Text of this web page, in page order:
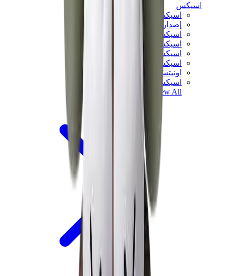
اسيكس
اسيكس الأكثر مبيعاً
إصدارات اسيكس الجديدة
اسيكس جل-كايانو
اسيكس جل-NYC
اسيكس GT-2160
اسيكس جل-1130
اونيتسوكا تايغر مكسيكو 66
اسيكس جل-نيمبوس
View All